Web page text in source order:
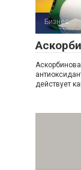
Бизнес
действует